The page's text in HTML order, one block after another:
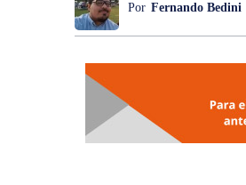
Por Fernando Bedini